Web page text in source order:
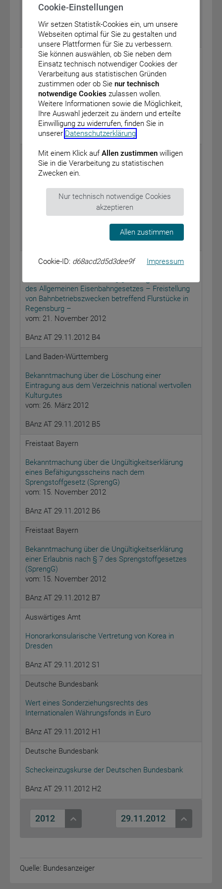
Abgeordnetengesetzes
BAnz AT 29.11.2012 B1
Bundesministerium für Gesundheit
Bekanntmachung eines Beschlusses des
Gemeinsamen Bundesausschusses über eine
Änderung der Mindestmengenregelungen: Anlage 1 –
Jährliche OPS-Anpassung
vom: 22. November 2012
BAnz AT 29.11.2012 B2
Eisenbahn-Bundesamt - Außenstelle
Karlsruhe/Stuttgart -
des Allgemeinen Eisenbahngesetzes – Freistellung
von Bahnbetriebszwecken betreffend ein Flurstück in
Eisenbahn-Bundesamt - Außenstelle Nürnberg -
des Allgemeinen Eisenbahngesetzes – Freistellung
von Bahnbetriebszwecken betreffend Flurstücke in
Regensburg –
vom: 21. November 2012
BAnz AT 29.11.2012 B4
Land Baden-Württemberg
Bekanntmachung über die Löschung einer
Eintragung aus dem Verzeichnis national wertvollen
Kulturgutes
vom: 26. März 2012
BAnz AT 29.11.2012 B5
Freistaat Bayern
Bekanntmachung über die Ungültigkeitserklärung
eines Befähigungsscheins nach dem
Sprengstoffgesetz (SprengG)
vom: 15. November 2012
BAnz AT 29.11.2012 B6
Freistaat Bayern
Bekanntmachung über die Ungültigkeitserklärung
einer Erlaubnis nach § 7 des Sprengstoffgesetzes
(SprengG)
vom: 15. November 2012
BAnz AT 29.11.2012 B7
Auswärtiges Amt
Honorarkonsularische Vertretung von Korea in
Dresden
BAnz AT 29.11.2012 S1
Deutsche Bundesbank
Wert eines Sonderziehungsrechts des
Internationalen Währungsfonds in Euro
BAnz AT 29.11.2012 H1
Deutsche Bundesbank
Scheckeinzugskurse der Deutschen Bundesbank
BAnz AT 29.11.2012 H2
2012 29.11.2012
Quelle: Bundesanzeiger
Cookie-Einstellungen
Wir setzen Statistik-Cookies ein, um unsere
Webseiten optimal für Sie zu gestalten und
unsere Plattformen für Sie zu verbessern.
Sie können auswählen, ob Sie neben dem
Einsatz technisch notwendiger Cookies der
Verarbeitung aus statistischen Gründen
zustimmen oder ob Sie nur technisch
notwendige Cookies zulassen wollen.
Weitere Informationen sowie die Möglichkeit,
Ihre Auswahl jederzeit zu ändern und erteilte
Einwilligung zu widerrufen, finden Sie in
unserer Datenschutzerklärung.
Mit einem Klick auf Allen zustimmenwilligen
Sie in die Verarbeitung zu statistischen
Zwecken ein.
Nur technisch notwendige Cookies
akzeptieren
Allen zustimmen
Cookie-ID: d68acd2d5d3dee9f Impressum